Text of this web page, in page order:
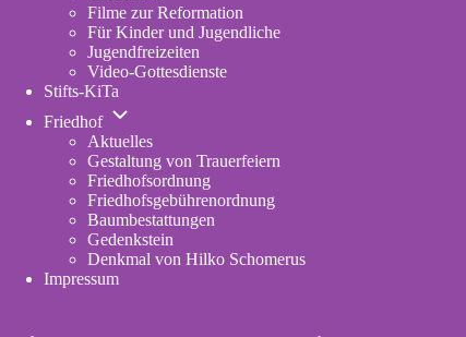
Filme zur Reformation
Für Kinder und Jugendliche
Jugendfreizeiten
Video-Gottesdienste
Stifts-KiTa
in
tab)
Friedhof
Unternavigation
Friedhof
Aktuelles
Gestaltung von Trauerfeiern
Friedhofsordnung
Friedhofsgebührenordnung
tab)
Baumbestattungen
Gedenkstein
Denkmal von Hilko Schomerus
Impressum